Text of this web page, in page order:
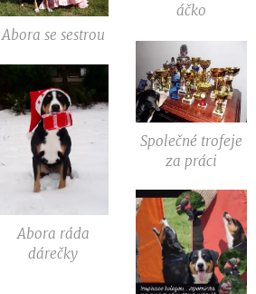
áčko
Abora se sestrou
Společné trofeje
za práci
Abora ráda
dárečky